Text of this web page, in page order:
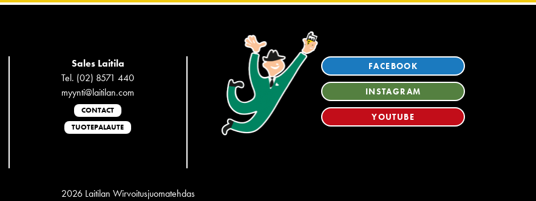
Sales Laitila
Tel. (02) 8571 440
myynti@laitilan.com
CONTACT
TUOTEPALAUTE
FACEBOOK
INSTAGRAM
YOUTUBE
2026 Laitilan Wirvoitusjuomatehdas